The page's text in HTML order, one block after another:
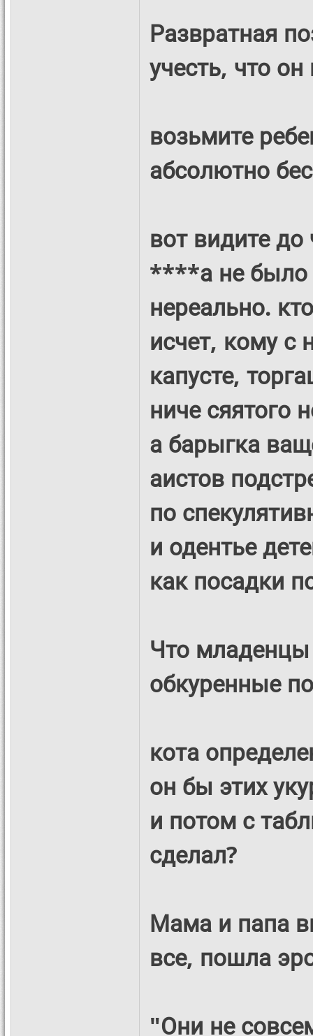
Развратная
учесть, что
возьмите
абсолютно
вот видите до
****а не было
нереально.
исчет, кому с
капусте,
ниче сяятого
а барыгка
аистов
по
и одентье
как посадки
Что младенцы
обкуренные
кота
он бы этих
и потом с
сделал?
Мама и папа
все, пошла
"Они не